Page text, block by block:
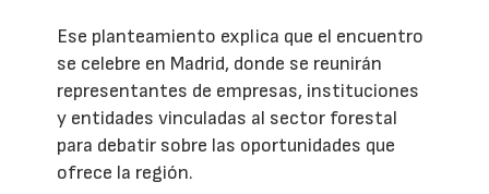
Ese planteamiento explica que el encuentro
se celebre en Madrid, donde se reunirán
representantes de empresas, instituciones
y entidades vinculadas al sector forestal
para debatir sobre las oportunidades que
ofrece la región.